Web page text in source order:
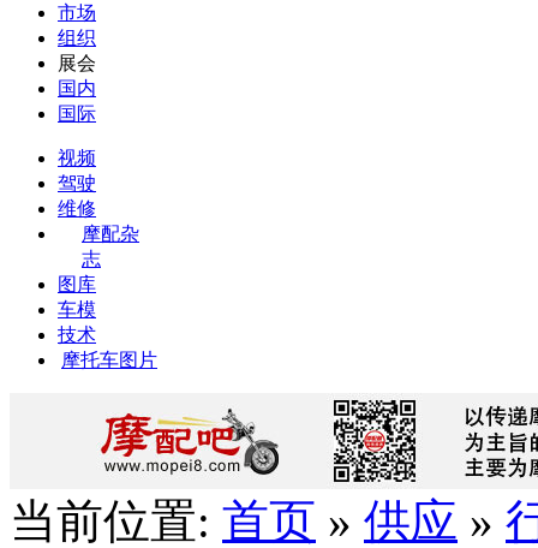
市场
组织
展会
国内
国际
视频
驾驶
维修
摩配杂
志
图库
车模
技术
摩托车图片
当前位置: 首页 » 供应 »